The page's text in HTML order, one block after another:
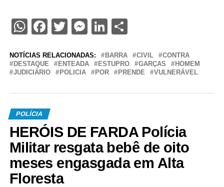
WhatsApp
Facebook
Twitter
Messenger
LinkedIn
Share
NOTÍCIAS RELACIONADAS: BARRA CIVIL
CONTRA
DESTAQUE
ENTEADA ESTUPRO GARÇAS
HOMEM
JUDICIÁRIO
POLICIA POR PRENDE VULNERÁVEL
POLÍCIA
HERÓIS DE FARDA Polícia
Militar resgata bebê de oito
meses engasgada em Alta
Floresta